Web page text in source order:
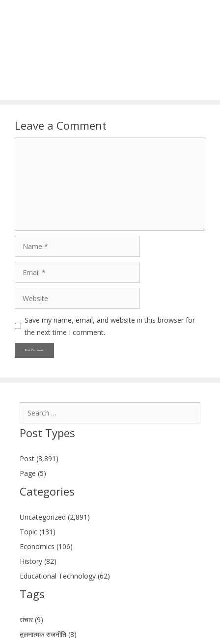
Leave a Comment
Website
Save my name, email, and website in this browser for
the next time I comment.
Post Types
Post (3,891)
Page (5)
Categories
Uncategorized (2,891)
Topic (131)
Economics (106)
History (82)
Educational Technology (62)
Tags
संचार (9)
तुलनात्मक राजनीति (8)